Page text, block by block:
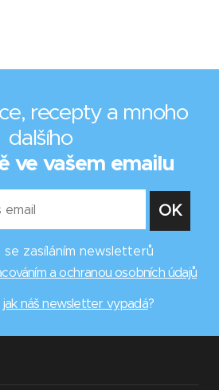
recepty a mnoho
dalšího
ve vašem emailu
se zasíláním newsletterů
a ochranou osobních údajů
jak náš newsletter vypadá?